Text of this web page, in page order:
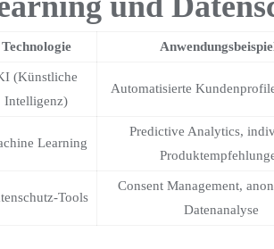
Technologie
(Künstliche
Intelligenz)
Automatisierte
Learning
Predictive Analytics,
Tools
Consent Management,
Datenanalyse